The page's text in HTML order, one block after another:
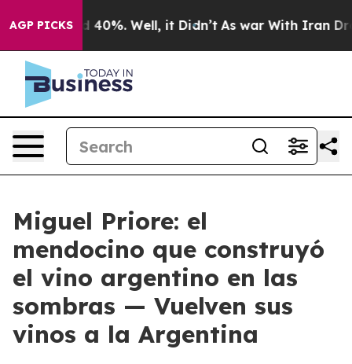
AGP PICKS
Around 40%. Well, it Didn’t As war With Iran Drove
Miguel Priore: el
mendocino que construyó
el vino argentino en las
sombras — Vuelven sus
vinos a la Argentina